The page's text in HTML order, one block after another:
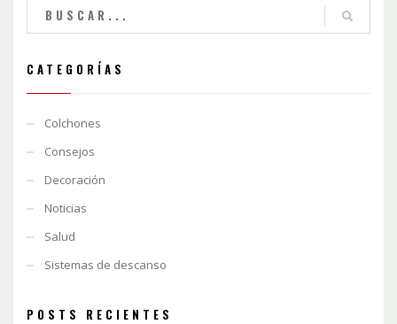
CATEGORÍAS
Colchones
Consejos
Decoración
Noticias
Salud
Sistemas de descanso
POSTS RECIENTES